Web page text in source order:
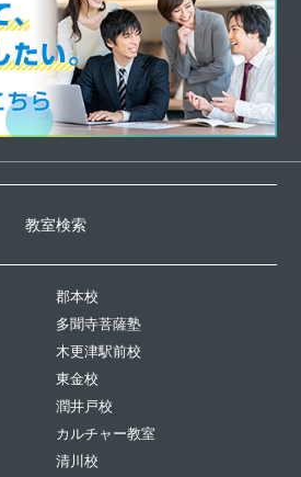
教室検索
郡本校
多聞寺菩薩塾
木更津駅前校
東金校
潤井戸校
カルチャー教室
清川校